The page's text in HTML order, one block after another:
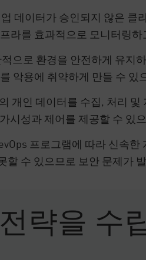
데이터가 승인되지 않은
라를 효과적으로 모니터링
으로 환경을 안전하게 유지
악용에 취약하게 만들 수
개인 데이터를 수집, 처리
시성과 제어를 제공할 수 있
프로그램에 따라 신속
수 있으므로 보안 문제가
략을 수